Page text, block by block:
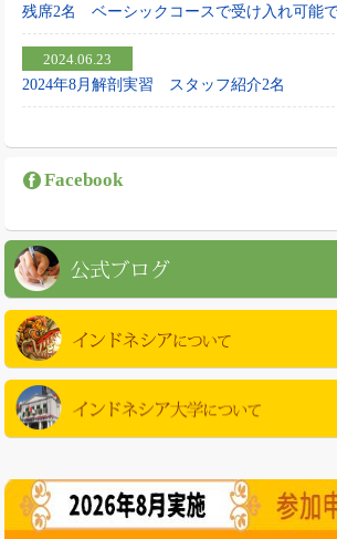
残席2名 ベーシックコースで受け入れ可能で
2024.06.23
2024年8月解剖実習 スタッフ紹介2名
Facebook
公式ブログ
インドネシアについて
インドネシア大学について